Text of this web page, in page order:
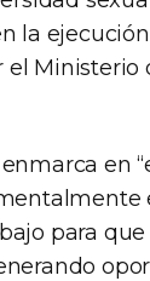
la
Ministerio
en
para